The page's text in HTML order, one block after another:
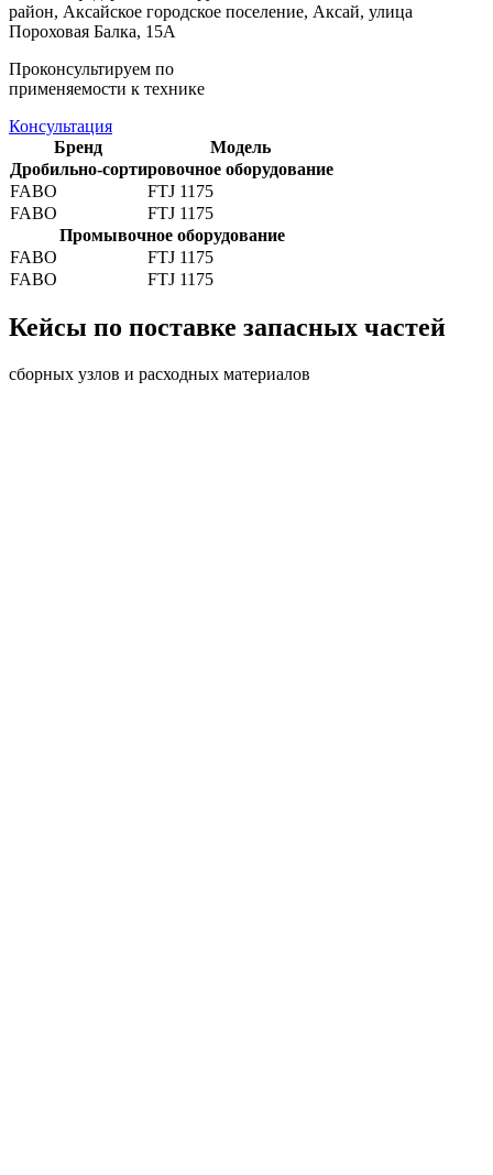
район, Аксайское городское поселение, Аксай, улица
Пороховая Балка, 15А
Проконсультируем по
применяемости к технике
Консультация
Бренд
Модель
Дробильно-сортировочное оборудование
FABO
FTJ 1175
FABO
FTJ 1175
Промывочное оборудование
FABO
FTJ 1175
FABO
FTJ 1175
Кейсы по поставке запасных частей
сборных узлов и расходных материалов